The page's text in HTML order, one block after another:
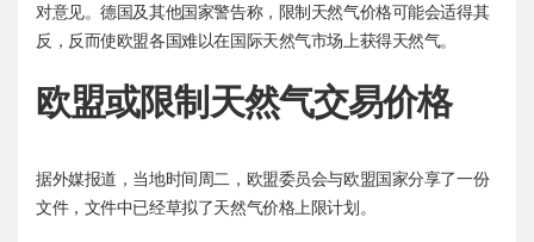
对意见。德国及其他国家警告称，限制天然气价格可能会适得其
反，反而使欧盟各国难以在国际天然气市场上获得天然气。
欧盟或限制天然气交易价格
据外媒报道，当地时间周二，欧盟委员会与欧盟国家分享了一份
文件，文件中已经草拟了天然气价格上限计划。